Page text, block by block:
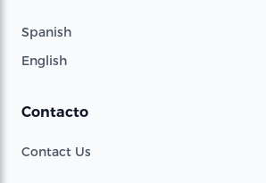
Spanish
English
Contacto
Contact Us